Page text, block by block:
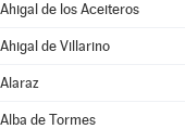
Ahigal de los Aceiteros
Ahigal de Villarino
Alaraz
Alba de Tormes